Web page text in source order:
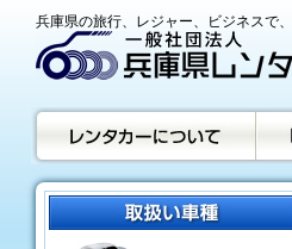
兵庫県の旅行、レジャー、ビジネスで